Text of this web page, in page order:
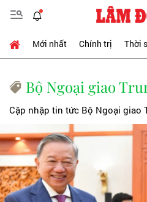
Mới nhất Chính trị Thời
Bộ Ngoại giao
Cập nhập tin tức Bộ Ngoại giao